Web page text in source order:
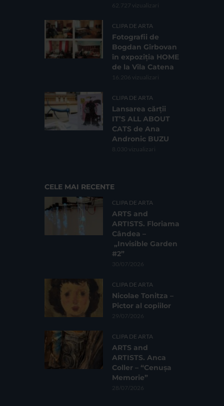
62.727 vizualizari
CLIPA DE ARTA
Fotografii de
Bogdan Gîrbovan
în expoziția HOME
de la Vila Catena
16.206 vizualizari
CLIPA DE ARTA
Lansarea cărții
IT’S ALL ABOUT
CATS de Ana
Andronic BUZU
8.030 vizualizari
CELE MAI RECENTE
CLIPA DE ARTA
ARTS and
ARTISTS. Floriama
Cândea –
„Invisible Garden
#2”
30/07/2026
CLIPA DE ARTA
Nicolae Tonitza –
Pictor al copiilor
29/07/2026
CLIPA DE ARTA
ARTS and
ARTISTS. Anca
Coller – “Cenușa
Memorie”
28/07/2026